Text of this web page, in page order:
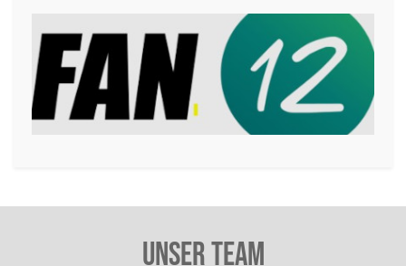
Unser Team